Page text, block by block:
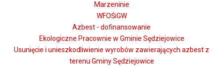
Marzeninie
WFOŚiGW
Azbest - dofinansowanie
Ekologiczne Pracownie w Gminie Sędziejowice
Usunięcie i unieszkodliwienie wyrobów zawierających azbest z
terenu Gminy Sędziejowice